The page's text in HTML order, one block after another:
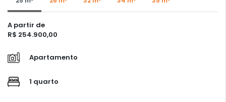
A partir de
R$ 254.900,00
Apartamento
1 quarto